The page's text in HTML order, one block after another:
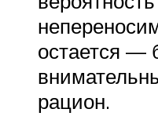
остается —
рацион.